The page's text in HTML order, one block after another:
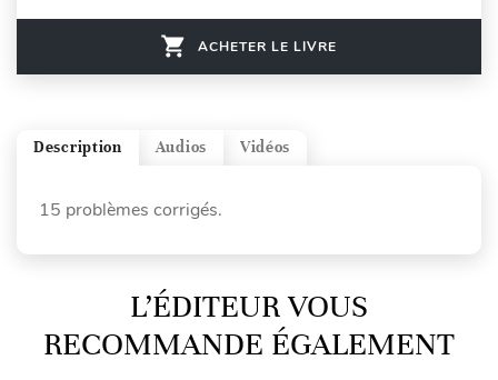
ACHETER LE LIVRE
Vidéos
Audios
Description
15 problèmes corrigés.
L’ÉDITEUR VOUS
RECOMMANDE ÉGALEMENT